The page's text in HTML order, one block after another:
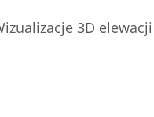
3D elewacji